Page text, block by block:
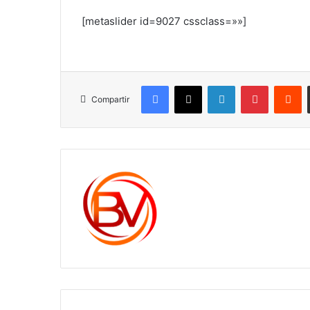
[metaslider id=9027 cssclass=»»]
Compartir
Facebook
X LinkedInPinterest